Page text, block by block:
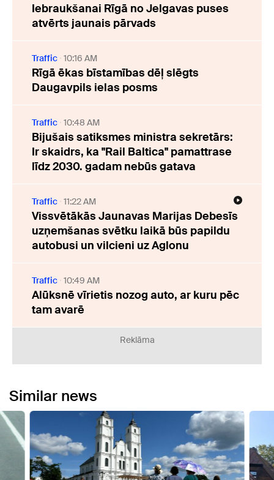
Iebraukšanai Rīgā no Jelgavas puses
atvērts jaunais pārvads
Traffic 10:16 AM
Rīgā ēkas bīstamības dēļ slēgts
Daugavpils ielas posms
Traffic 10:48 AM
Bijušais satiksmes ministra sekretārs:
Ir skaidrs, ka "Rail Baltica" pamattrase
līdz 2030. gadam nebūs gatava
Traffic 11:22 AM
Vissvētākās Jaunavas Marijas Debesīs
uzņemšanas svētku laikā būs papildu
autobusi un vilcieni uz Aglonu
Traffic 10:49 AM
Alūksnē vīrietis nozog auto, ar kuru pēc
tam avarē
Reklāma
Similar news